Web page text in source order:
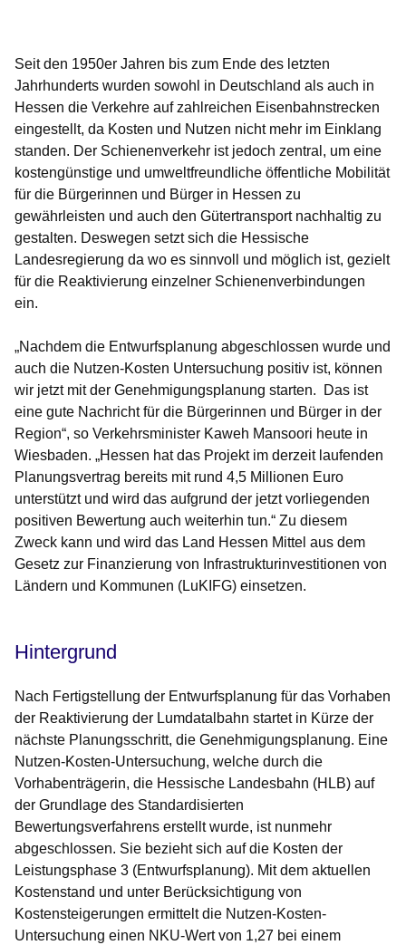
Seit den 1950er Jahren bis zum Ende des letzten
Jahrhunderts wurden sowohl in Deutschland als auch in
Hessen die Verkehre auf zahlreichen Eisenbahnstrecken
eingestellt, da Kosten und Nutzen nicht mehr im Einklang
standen. Der Schienenverkehr ist jedoch zentral, um eine
kostengünstige und umweltfreundliche öffentliche Mobilität
für die Bürgerinnen und Bürger in Hessen zu
gewährleisten und auch den Gütertransport nachhaltig zu
gestalten. Deswegen setzt sich die Hessische
Landesregierung da wo es sinnvoll und möglich ist, gezielt
für die Reaktivierung einzelner Schienenverbindungen
ein.
„Nachdem die Entwurfsplanung abgeschlossen wurde und
auch die Nutzen-Kosten Untersuchung positiv ist, können
wir jetzt mit der Genehmigungsplanung starten. Das ist
eine gute Nachricht für die Bürgerinnen und Bürger in der
Region“, so Verkehrsminister Kaweh Mansoori heute in
Wiesbaden. „Hessen hat das Projekt im derzeit laufenden
Planungsvertrag bereits mit rund 4,5 Millionen Euro
unterstützt und wird das aufgrund der jetzt vorliegenden
positiven Bewertung auch weiterhin tun.“ Zu diesem
Zweck kann und wird das Land Hessen Mittel aus dem
Gesetz zur Finanzierung von Infrastrukturinvestitionen von
Ländern und Kommunen (LuKIFG) einsetzen.
Hintergrund
Nach Fertigstellung der Entwurfsplanung für das Vorhaben
der Reaktivierung der Lumdatal­bahn startet in Kürze der
nächste Planungsschritt, die Genehmigungsplanung. Eine
Nutzen-Kosten-Untersuchung, welche durch die
Vorhabenträgerin, die Hessische Landesbahn (HLB) auf
der Grundlage des Standardisierten
Bewertungsverfahrens erstellt wurde, ist nunmehr
abgeschlossen. Sie bezieht sich auf die Kosten der
Leistungsphase 3 (Entwurfsplanung). Mit dem aktuellen
Kostenstand und unter Berücksichtigung von
Kostensteigerungen ermittelt die Nutzen-Kosten-
Untersuchung einen NKU-Wert von 1,27 bei einem